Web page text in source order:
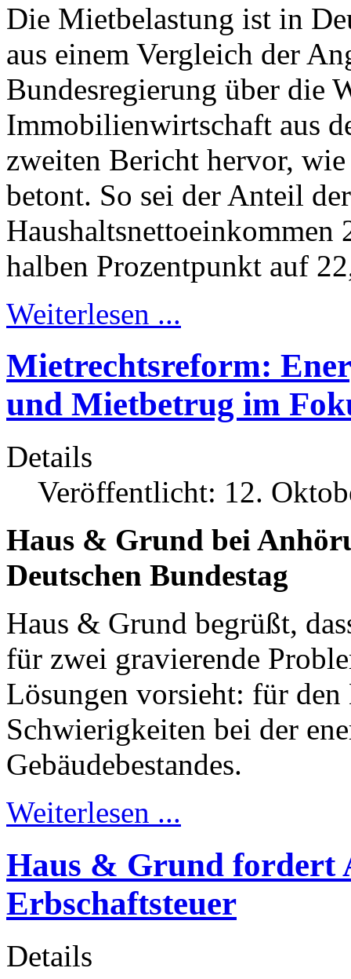
Die Mietbelastung ist in
aus einem Vergleich der
Bundesregierung über die
Immobilienwirtschaft aus
zweiten Bericht hervor,
betont. So sei der Anteil
Haushaltsnettoeinkommen
halben Prozentpunkt auf
Weiterlesen ...
Mietrechtsreform:
und Mietbetrug im
Details
Veröffentlicht: 12.
Haus & Grund bei
Deutschen Bundestag
Haus & Grund begrüßt,
für zwei gravierende
Lösungen vorsieht: für
Schwierigkeiten bei der
Gebäudebestandes.
Weiterlesen ...
Haus & Grund fordert
Erbschaftsteuer
Details